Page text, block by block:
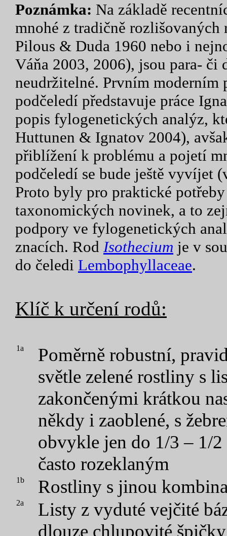
Poznámka: Na základě
mnohé z tradičně
Pilous & Duda 1960 nebo i
Váňa 2003, 2006), jsou para-
neudržitelné. Prvním moderním
podčeledí představuje práce
popis fylogenetických analýz,
Huttunen & Ignatov 2004),
přiblížení k problému a pojetí
podčeledí se bude ještě vyvíjet
Proto byly pro praktické
taxonomických novinek, a to
podpory ve fylogenetických
znacích. Rod Isothecium je v
do čeledi Lembophyllaceae.
Klíč k určení rodů:
1a
Poměrně robustní,
světle zelené rostliny s
zakončenými krátkou
někdy i zaoblené, s
obvykle jen do 1/3 – 1/
často rozeklaným
1b Rostliny s jinou
2a
Listy z vyduté vejčité
dlouze chlupovité špičky